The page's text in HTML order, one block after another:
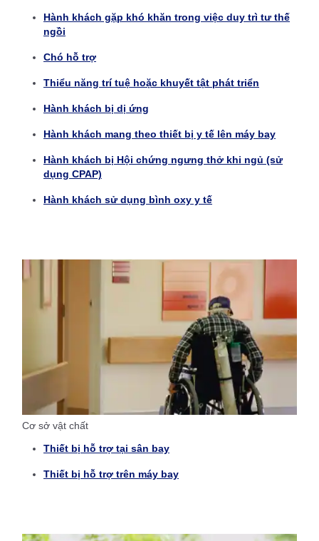
Hành khách gặp khó khăn trong việc duy trì tư thế
ngồi
Chó hỗ trợ
Thiểu năng trí tuệ hoặc khuyết tật phát triển
Hành khách bị dị ứng
Hành khách mang theo thiết bị y tế lên máy bay
Hành khách bị Hội chứng ngưng thở khi ngủ (sử
dụng CPAP)
Hành khách sử dụng bình oxy y tế
Cơ sở vật chất
Thiết bị hỗ trợ tại sân bay
Thiết bị hỗ trợ trên máy bay